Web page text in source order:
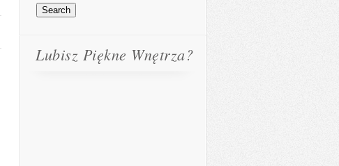
Lubisz Piękne Wnętrza?